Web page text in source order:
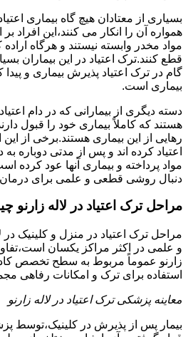
بسیاری از معتادان هیچ گاه بیماری
همواره آن را انکار می کنند،این افراد
مواد مخدر وابسته نیستند و هرگاه
قطع کنند.ترک اعتیاد در این بیماران
گام در ترک اعتیاد پذیرش بیماری و
بیماری است.
دسته دیگری از بیمارانی که در دام
هستند که کاملاً بیماری خود را قبول
رهایی از این بیماری هستند.برخی از این
اعتیاد کرده اند و پس از مدتی دوباره
مواد پرداخته و بیماری آنها عود کرده
دنبال روشی قطعی و علمی برای درمان
مراحل ترک اعتیاد در لاله زارنو
مراحل ترک اعتیاد در منزل و کلینیک
و علمی در اکثر مراکز یکسان
زارنو عموماً مربوط به سطح تخصص
استفاده برای ترک و امکانات رفاهی
معاینه پزشکی ترک اعتیاد در لاله زارنو
بیمار پس از پذیرش در کلینیک،توسط